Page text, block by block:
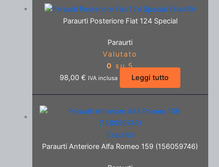
Esaurito
Paraurti Posteriore Fiat 124 Special
Paraurti
Valutato
0 su 5
98,00€ IVA inclusa Leggi tutto
Esaurito
Paraurti Anteriore Alfa Romeo 159 (156059746)